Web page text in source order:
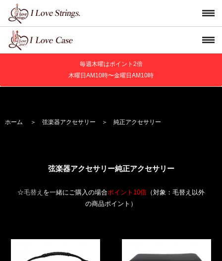
毎週木曜はポイント2倍
木曜日AM10時〜金曜日AM10時
ホーム ＞ 弦楽器アクセサリー ＞ 純正アクセサリー
弦楽器アクセサリー純正アクセサリー
☆毛替え を一緒にご購入の場合ポイント10倍 （対象：毛替え以外
の商品ポイント）